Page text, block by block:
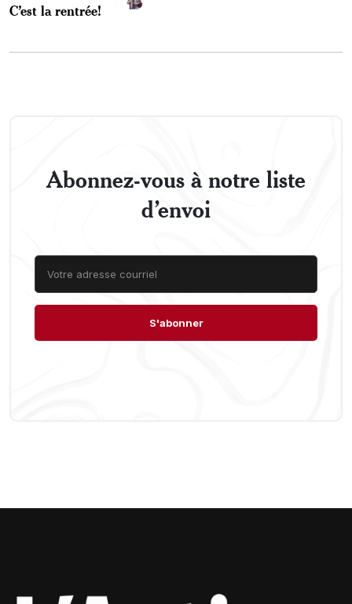
C’est la rentrée!
Abonnez-vous à notre liste
d’envoi